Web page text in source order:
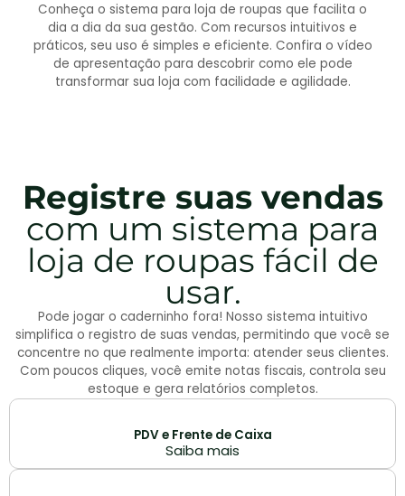
Conheça o sistema para loja de roupas que facilita o
dia a dia da sua gestão. Com recursos intuitivos e
práticos, seu uso é simples e eficiente. Confira o vídeo
de apresentação para descobrir como ele pode
transformar sua loja com facilidade e agilidade.
Registre suas vendas
com um sistema para
loja de roupas fácil de
usar.
Pode jogar o caderninho fora! Nosso sistema intuitivo
simplifica o registro de suas vendas, permitindo que você se
concentre no que realmente importa: atender seus clientes.
Com poucos cliques, você emite notas fiscais, controla seu
estoque e gera relatórios completos.
PDV e Frente de Caixa
Saiba mais